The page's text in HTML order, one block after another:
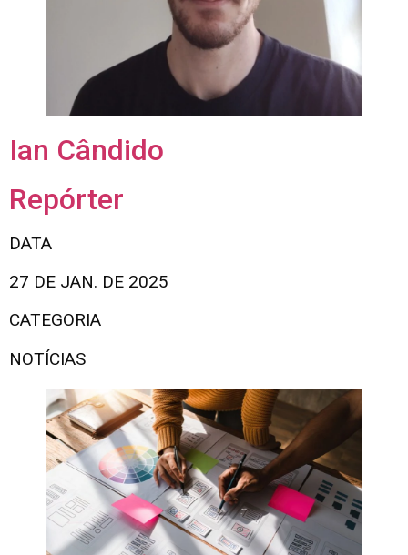
Ian Cândido
Repórter
DATA
27 DE JAN. DE 2025
CATEGORIA
NOTÍCIAS